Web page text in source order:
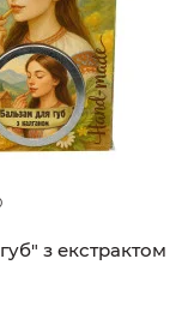
з екстрактом